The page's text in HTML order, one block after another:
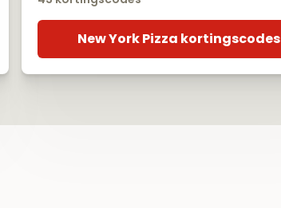
New York Pizza kortingscodes